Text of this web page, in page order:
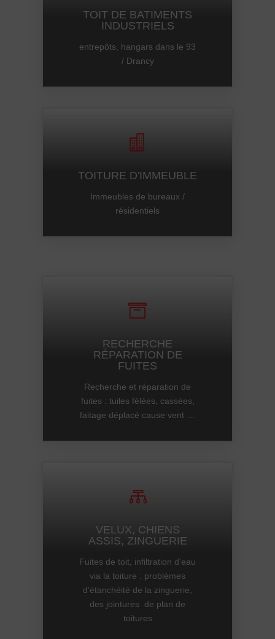
TOIT DE BATIMENTS
INDUSTRIELS
entrepôts, hangars dans le 93
/ Drancy

TOITURE D'IMMEUBLE
Immeubles de bureaux /
résidentiels

RECHERCHE
RÉPARATION DE
FUITES
Recherche et réparation de
fuites : tuiles fêlées, cassées,
faitage déplacé cause vent …

VELUX, CHIENS
ASSIS, ZINGUERIE
Fuites de toit, infiltration d’eau
via la toiture : problèmes
d’étanchéité de la zinguerie,
des jointures de plan de
toitures